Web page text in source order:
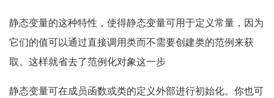
静态变量的这种特性，使得静态变量可用于定义常量，因为
它们的值可以通过直接调用类而不需要创建类的范例来获
取。这样就省去了范例化对象这一步
静态变量可在成员函数或类的定义外部进行初始化。你也可